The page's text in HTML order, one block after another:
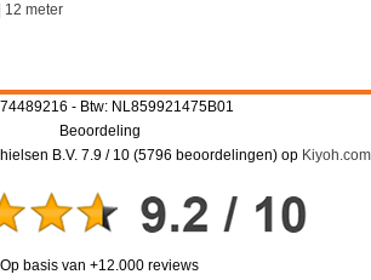
12 meter
74489216 - Btw: NL859921475B01
Beoordeling
B.V. 7.9/ 10(5796 beoordelingen) op Kiyoh.com
Op basis van +12.000 reviews